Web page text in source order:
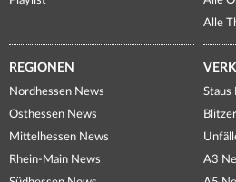
Alle
REGIONEN
Nordhessen News
Osthessen News
Mittelhessen News
Rhein-Main News
Staus
A3